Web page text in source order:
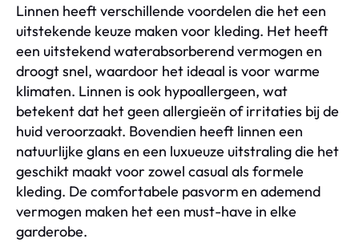
Linnen heeft verschillende voordelen die het een
uitstekende keuze maken voor kleding. Het heeft
een uitstekend waterabsorberend vermogen en
droogt snel, waardoor het ideaal is voor warme
klimaten. Linnen is ook hypoallergeen, wat
betekent dat het geen allergieën of irritaties bij de
huid veroorzaakt. Bovendien heeft linnen een
natuurlijke glans en een luxueuze uitstraling die het
geschikt maakt voor zowel casual als formele
kleding. De comfortabele pasvorm en ademend
vermogen maken het een must-have in elke
garderobe.